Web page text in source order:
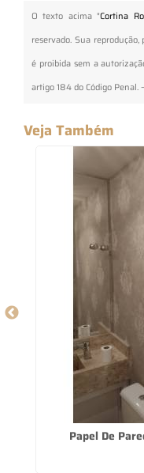
O texto acima "Cortina
reservado. Sua
é proibida sem a
artigo 184 do Código Penal. –
Veja Também
Papel De